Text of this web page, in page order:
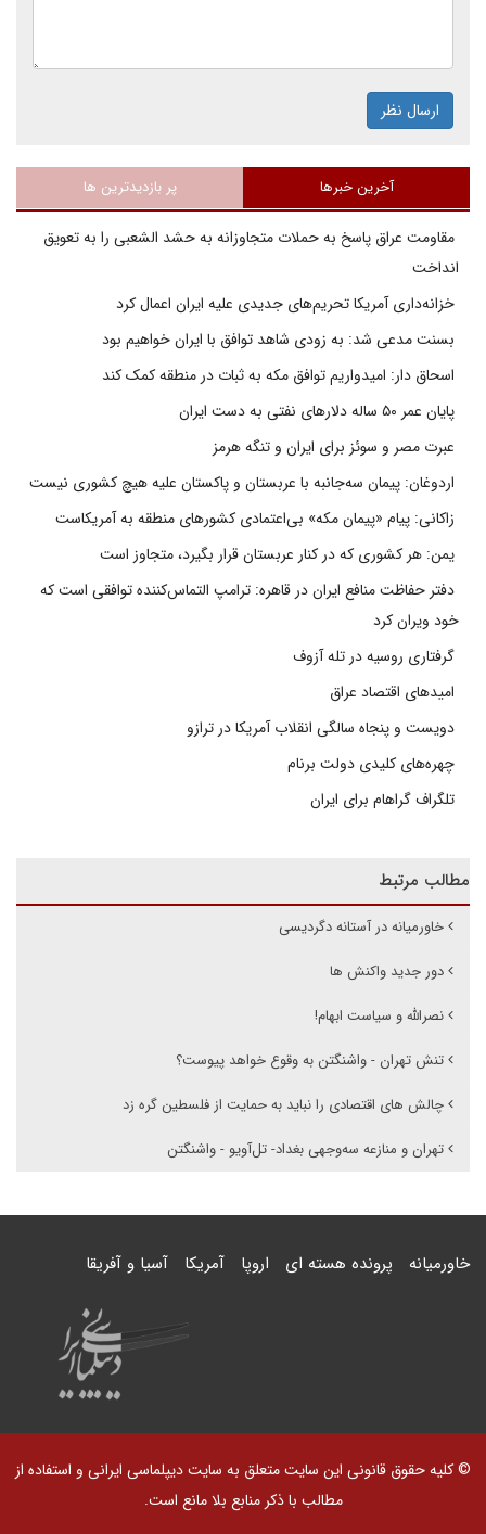
ارسال نظر
آخرین خبرها پر بازدیدترین ها
مقاومت عراق پاسخ به حملات متجاوزانه به حشد الشعبی را به تعویق
انداخت
خزانه‌داری آمریکا تحریم‌های جدیدی علیه ایران اعمال کرد
بسنت مدعی شد: به زودی شاهد توافق با ایران خواهیم بود
اسحاق دار: امیدواریم توافق مکه به ثبات در منطقه کمک کند
پایان عمر ۵۰ ساله دلارهای نفتی به دست ایران
عبرت مصر و سوئز برای ایران و تنگه هرمز
اردوغان: پیمان سه‌جانبه با عربستان و پاکستان علیه هیچ کشوری نیست
زاکانی: پیام «پیمان مکه» بی‌اعتمادی کشورهای منطقه به آمریکاست
یمن: هر کشوری که در کنار عربستان قرار بگیرد، متجاوز است
دفتر حفاظت منافع ایران در قاهره: ترامپ التماس‌کننده توافقی است که
خود ویران کرد
گرفتاری روسیه در تله آزوف
امیدهای اقتصاد عراق
دویست و پنجاه سالگی انقلاب آمریکا در ترازو
چهره‌های کلیدی دولت برنام
تلگراف گراهام برای ایران
مطالب مرتبط
خاورمیانه در آستانه دگردیسی
دور جدید واکنش ها
نصرالله و سیاست ابهام!
تنش تهران - واشنگتن به وقوع خواهد پیوست؟
چالش های اقتصادی را نباید به حمایت از فلسطین گره زد
تهران و منازعه سه‌وجهی بغداد- تل‌آویو - واشنگتن
خاورمیانه پرونده هسته ای اروپا آمریکا آسیا و آفریقا
© کلیه حقوق قانونی این سایت متعلق به سایت دیپلماسی ایرانی و استفاده از
مطالب با ذکر منابع بلا مانع است.